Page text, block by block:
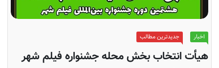
اخبار جدیدترین مطالب
هیأت انتخاب بخش محله جشنواره فیلم شهر